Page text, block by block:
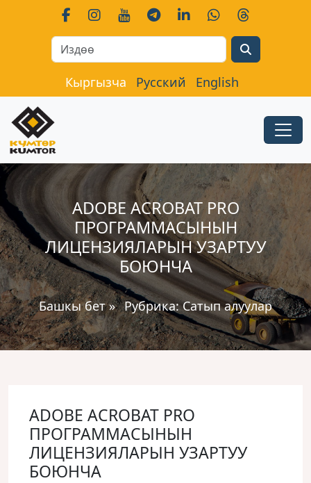
Кыргызча Русский English
ADOBE ACROBAT PRO
ПРОГРАММАСЫНЫН
ЛИЦЕНЗИЯЛАРЫН УЗАРТУУ
БОЮНЧА
Башкы бет» Рубрика:Сатып алуулар
ADOBE ACROBAT PRO
ПРОГРАММАСЫНЫН
ЛИЦЕНЗИЯЛАРЫН УЗАРТУУ
БОЮНЧА